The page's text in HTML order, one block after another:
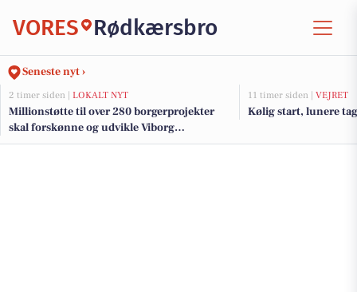
VORES Rødkærsbro
Seneste nyt ›
2 timer siden | LOKALT NYT
Millionstøtte til over 280 borgerprojekter
skal forskønne og udvikle Viborg
Kommunes mindre byer
11 timer siden | VEJRET
Kølig start, lunere